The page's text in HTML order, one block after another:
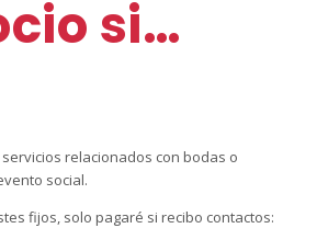
si…
relacionados con bodas o
social.
fijos, solo pagaré si recibo contactos: